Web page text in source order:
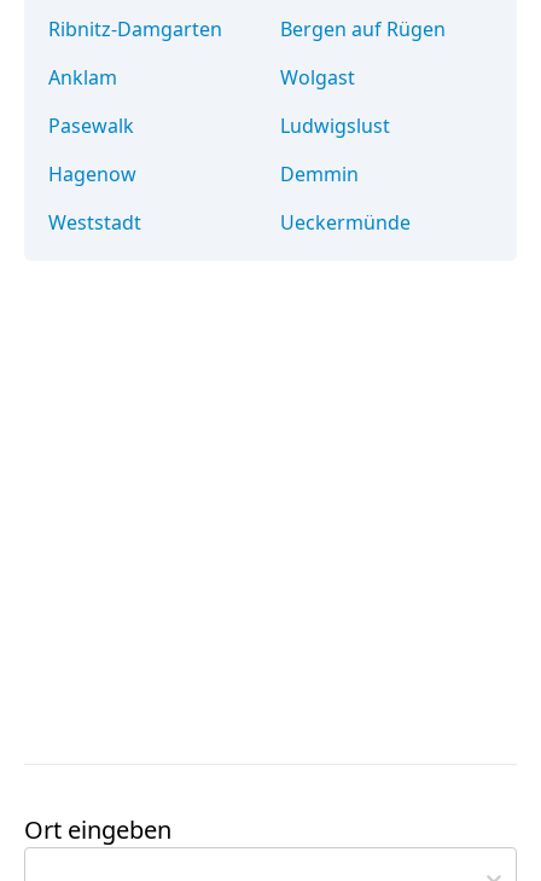
Ribnitz-Damgarten
Bergen auf Rügen
Anklam
Wolgast
Pasewalk
Ludwigslust
Hagenow
Demmin
Weststadt
Ueckermünde
Ort eingeben